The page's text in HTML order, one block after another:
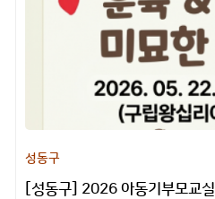
성동구
[성동구] 2026 아동기부모교실